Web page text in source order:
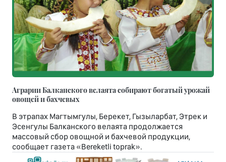
Аграрии Балканского велаята собирают богатый урожай
овощей и бахчевых
В этрапах Магтымгулы, Берекет, Гызыларбат, Этрек и
Эсенгулы Балканского велаята продолжается
массовый сбор овощной и бахчевой продукции,
сообщает газета «Bereketli toprak».